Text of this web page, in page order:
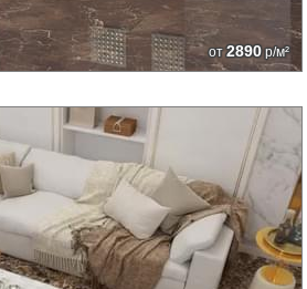
от2890р/м²